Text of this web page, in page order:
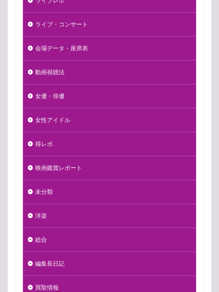
ライブ・コンサート
会場データ・座席表
動画視聴法
女優・俳優
女性アイドル
得レポ
映画鑑賞レポート
未分類
洋楽
総合
編集長日記
買取情報